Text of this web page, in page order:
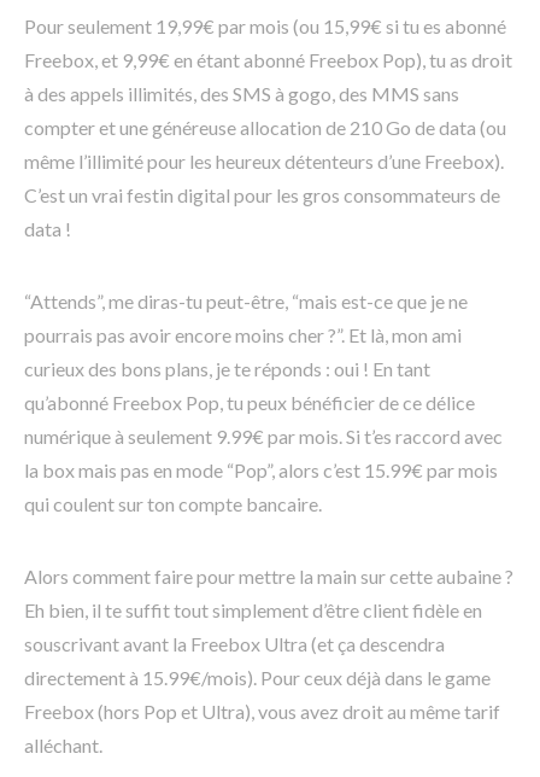
Pour seulement 19,99€ par mois (ou 15,99€ si tu es abonné
Freebox, et 9,99€ en étant abonné Freebox Pop), tu as droit
à des appels illimités, des SMS à gogo, des MMS sans
compter et une généreuse allocation de 210 Go de data (ou
même l’illimité pour les heureux détenteurs d’une Freebox).
C’est un vrai festin digital pour les gros consommateurs de
data !
“Attends”, me diras-tu peut-être, “mais est-ce que je ne
pourrais pas avoir encore moins cher ?”. Et là, mon ami
curieux des bons plans, je te réponds : oui ! En tant
qu’abonné Freebox Pop, tu peux bénéficier de ce délice
numérique à seulement 9.99€ par mois. Si t’es raccord avec
la box mais pas en mode “Pop”, alors c’est 15.99€ par mois
qui coulent sur ton compte bancaire.
Alors comment faire pour mettre la main sur cette aubaine ?
Eh bien, il te suffit tout simplement d’être client fidèle en
souscrivant avant la Freebox Ultra (et ça descendra
directement à 15.99€/mois). Pour ceux déjà dans le game
Freebox (hors Pop et Ultra), vous avez droit au même tarif
alléchant.